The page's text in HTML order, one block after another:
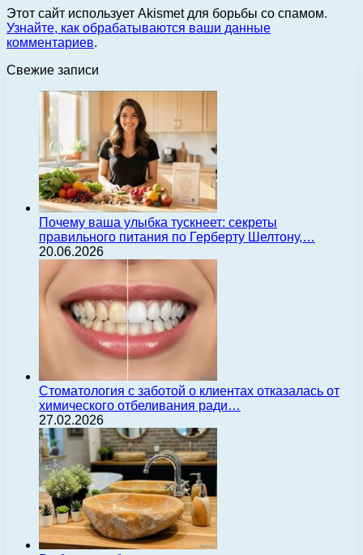
Этот сайт использует Akismet для борьбы со спамом.
Узнайте, как обрабатываются ваши данные
комментариев.
Свежие записи
Почему ваша улыбка тускнеет: секреты
правильного питания по Герберту Шелтону,…
20.06.2026
Стоматология с заботой о клиентах отказалась от
химического отбеливания ради…
27.02.2026